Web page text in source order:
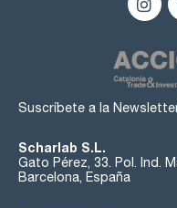
Suscríbete a la
Scharlab S.L.
Gato Pérez, 33. Pol. Ind.
Barcelona, España